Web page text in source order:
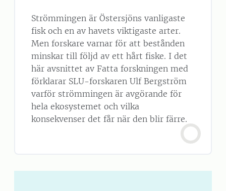
Strömmingen är Östersjöns vanligaste
fisk och en av havets viktigaste arter.
Men forskare varnar för att bestånden
minskar till följd av ett hårt fiske. I det
här avsnittet av Fatta forskningen med
förklarar SLU-forskaren Ulf Bergström
varför strömmingen är avgörande för
hela ekosystemet och vilka
konsekvenser det får när den blir färre.